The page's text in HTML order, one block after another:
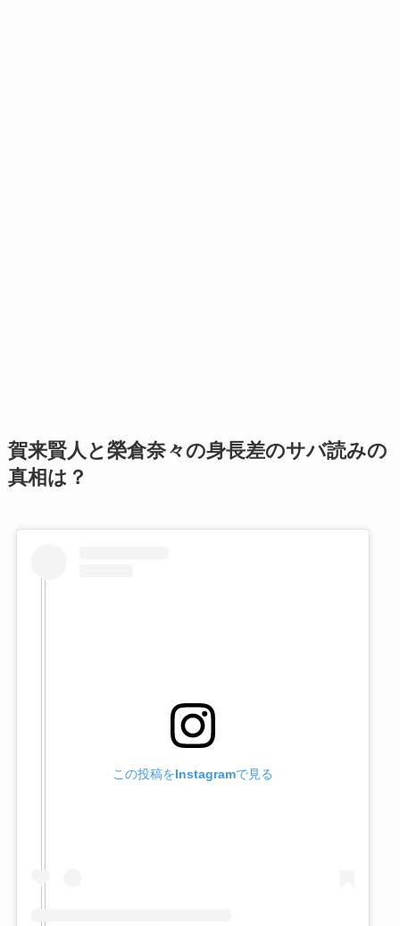
賀来賢人と榮倉奈々の身長差のサバ読みの
真相は？
この投稿をInstagramで見る